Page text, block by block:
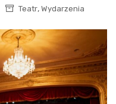
Teatr, Wydarzenia